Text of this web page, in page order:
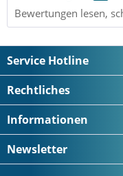
Bewertungen lesen,
Service Hotline
Rechtliches
Informationen
Newsletter